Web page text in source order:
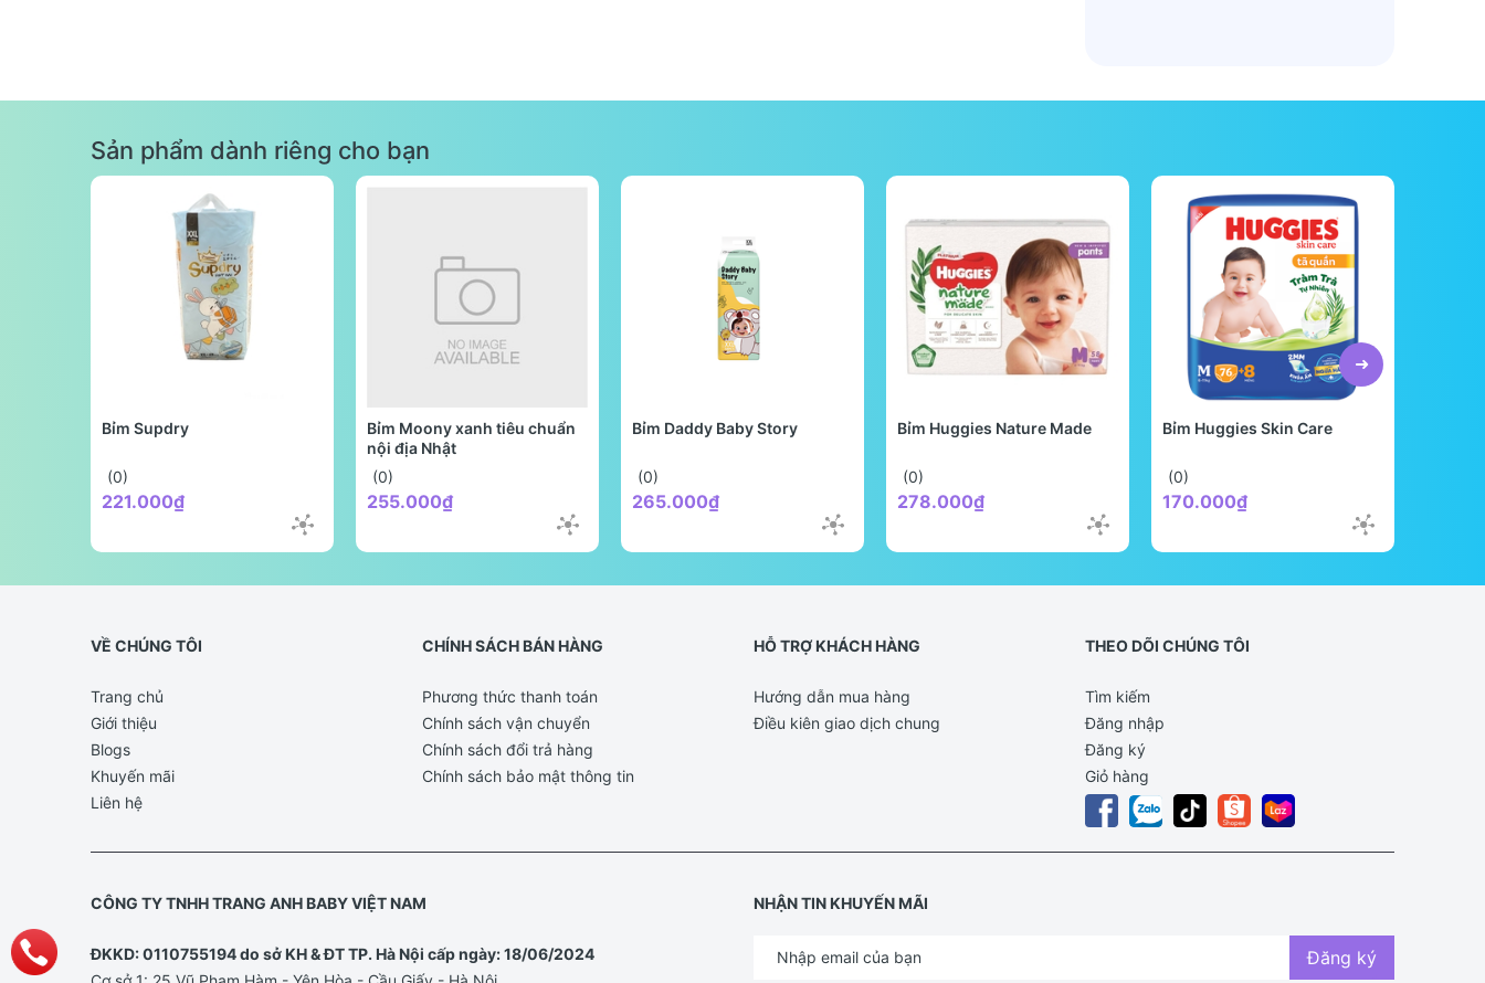
Sản phẩm dành riêng cho bạn
Bỉm Supdry
(0)
221.000₫
Bỉm Moony xanh tiêu chuẩn
nội địa Nhật
(0)
255.000₫
Bỉm Daddy Baby Story
(0)
265.000₫
Bỉm Huggies Nature Made
(0)
278.000₫
Bỉm Huggies Skin Care
(0)
170.000₫
VỀ CHÚNG TÔI
Trang chủ
Giới thiệu
Blogs
Khuyến mãi
Liên hệ
CHÍNH SÁCH BÁN HÀNG
Phương thức thanh toán
Chính sách vận chuyển
Chính sách đổi trả hàng
Chính sách bảo mật thông tin
HỖ TRỢ KHÁCH HÀNG
Hướng dẫn mua hàng
Điều kiên giao dịch chung
THEO DÕI CHÚNG TÔI
Tìm kiếm
Đăng nhập
Đăng ký
Giỏ hàng
CÔNG TY TNHH TRANG ANH BABY VIỆT NAM
ĐKKD: 0110755194 do sở KH & ĐT TP. Hà Nội cấp ngày: 18/06/2024
NHẬN TIN KHUYẾN MÃI
Đăng ký